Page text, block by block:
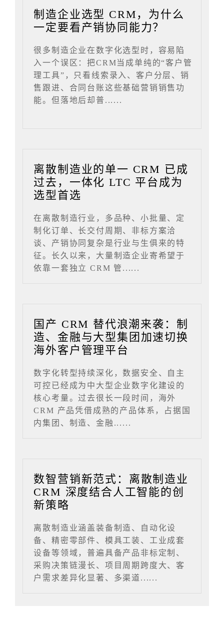
制造企业选型 CRM，为什么
一定要看产销协同能力？
很多制造企业在数字化选型时，容易陷
入一个误区：把CRM当成单纯的“客户管
理工具”，只看线索录入、客户分层、销
售跟进、合同台账这些基础营销销售功
能。但落地后却普......
离散制造业的单一 CRM 已成
过去，一体化 LTC 平台成为
选型首选
在离散制造行业，多品种、小批量、定
制化订单、长交付周期、非标方案洽
谈、产销协同复杂是行业与生俱来的特
征。长久以来，大量制造企业寄希望于
依靠一套独立 CRM 管......
国产 CRM 替代浪潮来袭：制
造、金融与大型集团加速切换
海外客户管理平台
数字化转型持续深化，数据安全、自主
可控已经成为中大型企业数字化建设的
核心考量。过去很长一段时间，海外
CRM 产品凭借成熟的产品体系，占据国
内集团、制造、金融......
数智营销新范式：离散制造业
CRM 深度结合人工智能的创
新策略
离散制造业涵盖装备制造、自动化设
备、精密零部件、模具工装、工业成套
设备等领域，普遍具备产品非标定制、
采购决策链漫长、项目周期跨度大、客
户需求差异化显著、多渠道......